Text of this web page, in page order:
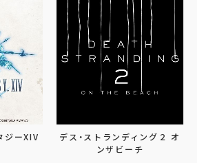
ジーXIV
デス・ストランディング２ オ
ンザビーチ